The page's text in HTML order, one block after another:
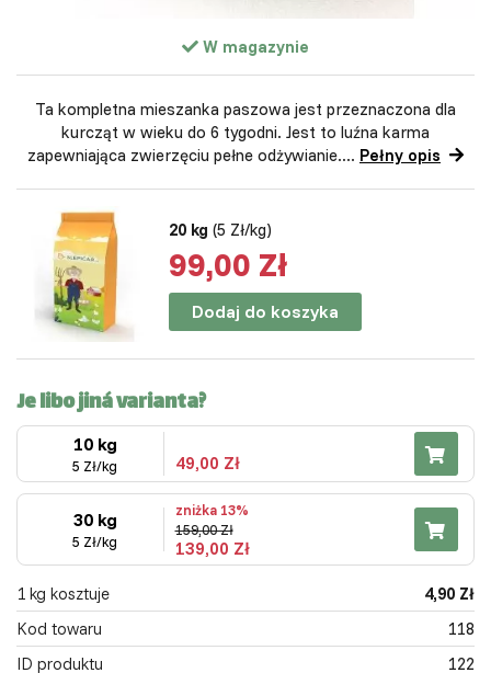
W magazynie
Ta kompletna mieszanka paszowa jest przeznaczona dla
kurcząt w wieku do 6 tygodni. Jest to luźna karma
zapewniająca zwierzęciu pełne odżywianie.... Pełny opis
20 kg(5 Zł/kg)
99,00 Zł
Dodaj do koszyka
Je libo jiná varianta?
10 kg
5 Zł/kg 49,00 Zł
30 kg
5 Zł/kg
zniżka 13%
159,00 Zł
139,00 Zł
1 kg kosztuje
4,90 Zł
Kod towaru
118
ID produktu
122